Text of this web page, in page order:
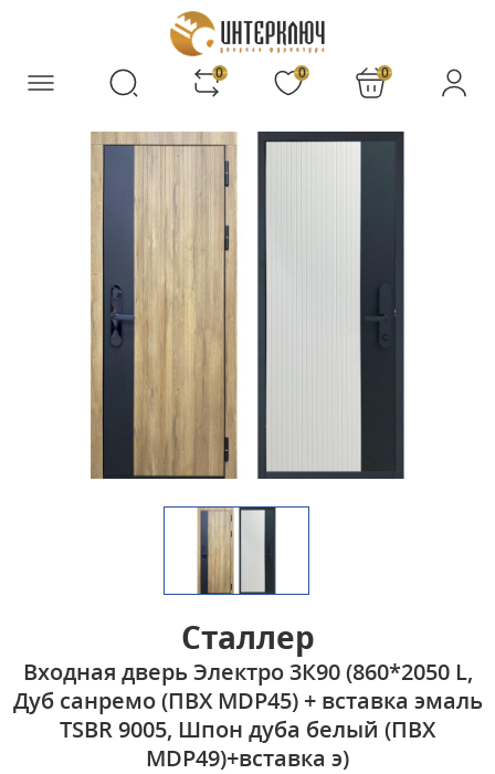
0 0 0
Сталлер
Входная дверь Электро 3К90 (860*2050 L,
Дуб санремо (ПВХ MDP45) + вставка эмаль
TSBR 9005, Шпон дуба белый (ПВХ
MDP49)+вставка э)